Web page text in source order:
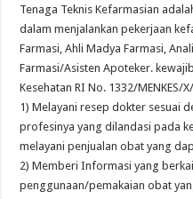
Tenaga Teknis Kefarmasian
dalam menjalankan pekerjaan
Farmasi, Ahli Madya Farmasi,
Farmasi/Asisten Apoteker.
Kesehatan RI No. 1332/
1) Melayani resep dokter sesuai
profesinya yang dilandasi pada
melayani penjualan obat yang
2) Memberi Informasi yang
penggunaan/pemakaian obat